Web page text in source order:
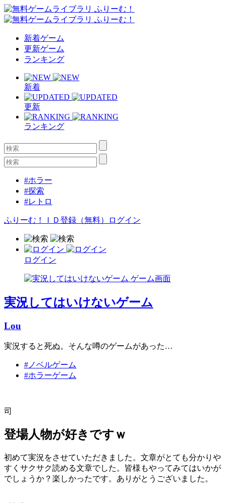
新着ゲーム
更新ゲーム
ランキング
新着
更新
ランキング
#ホラー
#探索
#レトロ
ふりーむ！ＩＤ登録（無料） ログイン
ログイン
実況してはいけないゲーム
Lou
実況すると死ぬ。そんな噂のゲームがあった…
#ノベルゲーム
#ホラーゲーム
司
登場人物が好きですｗ
初めて実況をさせていただきました。文章がとても分かりや
すくサクサク読める文章でした。皆様もやってみてはいかが
でしょうか？楽しかったです。ありがとうございました。